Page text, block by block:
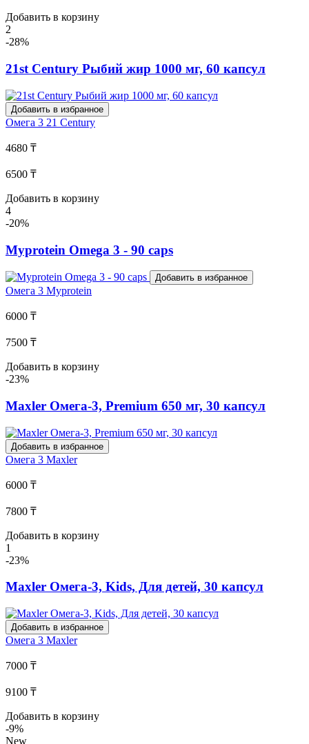
Добавить в корзину
2
-28%
21st Century Рыбий жир 1000 мг, 60 капсул
Добавить в избранное
Омега 3 21 Century
4680 ₸
6500 ₸
Добавить в корзину
4
-20%
Myprotein Omega 3 - 90 caps
Добавить в избранное
Омега 3 Myprotein
6000 ₸
7500 ₸
Добавить в корзину
-23%
Maxler Омега-3, Premium 650 мг, 30 капсул
Добавить в избранное
Омега 3 Maxler
6000 ₸
7800 ₸
Добавить в корзину
1
-23%
Maxler Омега-3, Kids, Для детей, 30 капсул
Добавить в избранное
Омега 3 Maxler
7000 ₸
9100 ₸
Добавить в корзину
-9%
New